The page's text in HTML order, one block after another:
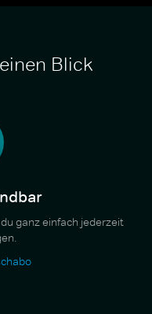
Blick
ganz einfach jederzeit